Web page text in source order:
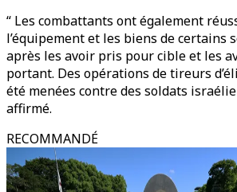
“ Les combattants ont également
l’équipement et les biens de certains
après les avoir pris pour cible et les
portant. Des opérations de tireurs
été menées contre des soldats
affirmé.
RECOMMANDÉ